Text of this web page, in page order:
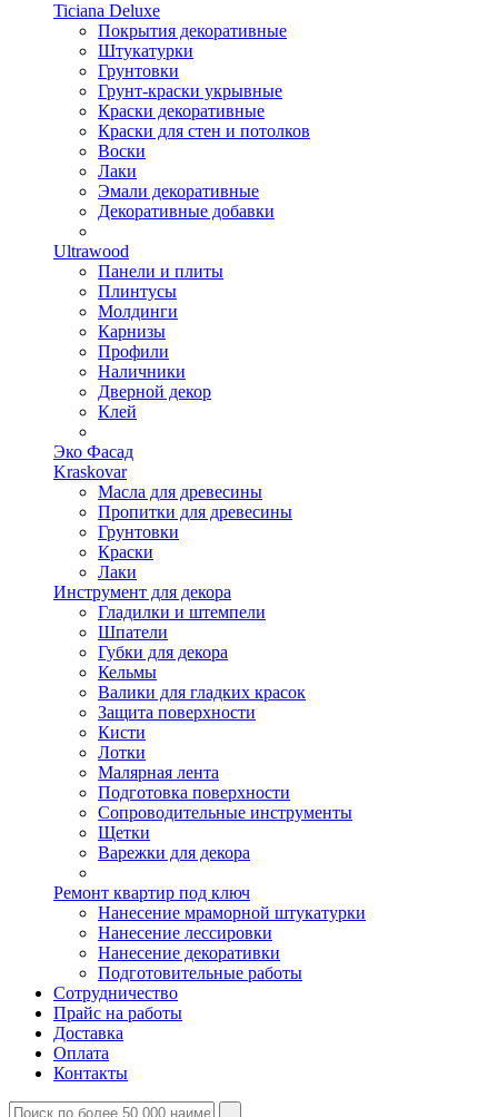
Ticiana Deluxe
Покрытия декоративные
Штукатурки
Грунтовки
Грунт-краски укрывные
Краски декоративные
Краски для стен и потолков
Воски
Лаки
Эмали декоративные
Декоративные добавки
Ultrawood
Панели и плиты
Плинтусы
Молдинги
Карнизы
Профили
Наличники
Дверной декор
Клей
Эко Фасад
Kraskovar
Масла для древесины
Пропитки для древесины
Грунтовки
Краски
Лаки
Инструмент для декора
Гладилки и штемпели
Шпатели
Губки для декора
Кельмы
Валики для гладких красок
Защита поверхности
Кисти
Лотки
Малярная лента
Подготовка поверхности
Сопроводительные инструменты
Щетки
Варежки для декора
Ремонт квартир под ключ
Нанесение мраморной штукатурки
Нанесение лессировки
Нанесение декоративки
Подготовительные работы
Сотрудничество
Прайс на работы
Доставка
Оплата
Контакты